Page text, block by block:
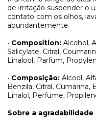
de irritação suspender o
contato com os olhos,
abundantemente.
• Composition: Alcohol,
Salicylate, Citral,
Linalool, Parfum,
• Composição: Álcool,
Benzila, Citral, Cumarina,
Linalol, Perfume,
Sobre a